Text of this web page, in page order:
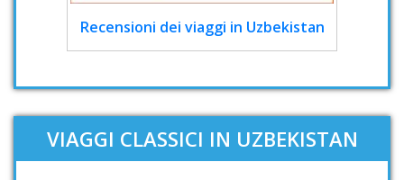
Recensioni dei viaggi in Uzbekistan
VIAGGI CLASSICI IN UZBEKISTAN